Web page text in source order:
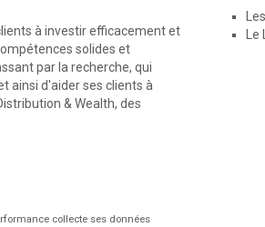
à investir efficacement et
solides et
par la recherche, qui
ainsi d'aider ses clients à
& Wealth, des
collecte ses données